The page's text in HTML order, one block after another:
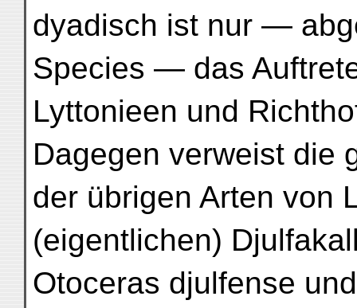
dyadisch ist nur —
Species — das
Lyttonieen und
Dagegen verweist die
der übrigen Arten von
(eigentlichen)
Otoceras djulfense